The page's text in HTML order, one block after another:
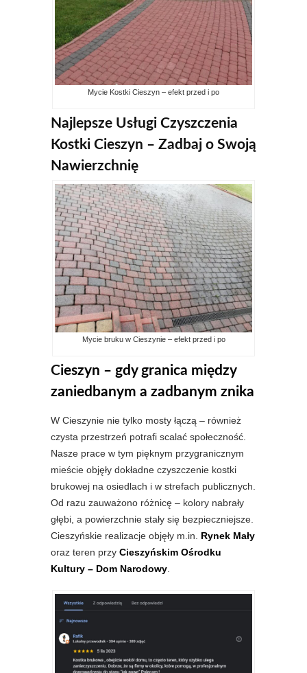
Mycie Kostki Cieszyn – efekt przed i po
Najlepsze Usługi Czyszczenia
Kostki Cieszyn – Zadbaj o Swoją
Nawierzchnię
Mycie bruku w Cieszynie – efekt przed i po
Cieszyn – gdy granica między
zaniedbanym a zadbanym znika
W Cieszynie nie tylko mosty łączą – również
czysta przestrzeń potrafi scalać społeczność.
Nasze prace w tym pięknym przygranicznym
mieście objęły dokładne czyszczenie kostki
brukowej na osiedlach i w strefach publicznych.
Od razu zauważono różnicę – kolory nabrały
głębi, a powierzchnie stały się bezpieczniejsze.
Cieszyńskie realizacje objęły m.in. Rynek Mały
oraz teren przy Cieszyńskim Ośrodku
Kultury – Dom Narodowy